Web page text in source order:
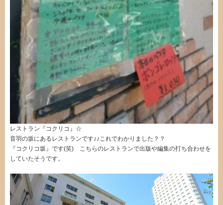
レストラン『コクリコ』☆
音羽の坂にあるレストランです♪♪これでわかりました？？
『コクリコ坂』です(笑) こちらのレストランで出版や編集の打ち合わせを
していたそうです。